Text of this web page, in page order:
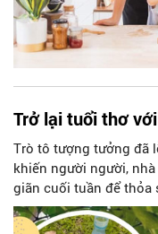
Trở lại tuổi thơ
Trò tô tượng tưởng đã
khiến người người,
giãn cuối tuần để thỏa